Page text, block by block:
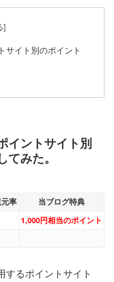
サイト別のポイント
イントサイト別
みた。
率 当ブログ特典
1,000円相当のポイント
するポイントサイト